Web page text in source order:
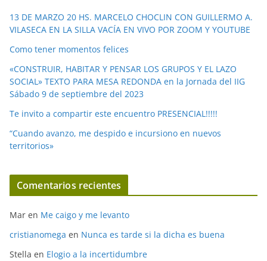
o
13 DE MARZO 20 HS. MARCELO CHOCLIN CON GUILLERMO A.
VILASECA EN LA SILLA VACÍA EN VIVO POR ZOOM Y YOUTUBE
Como tener momentos felices
«CONSTRUIR, HABITAR Y PENSAR LOS GRUPOS Y EL LAZO
SOCIAL» TEXTO PARA MESA REDONDA en la Jornada del IIG
Sábado 9 de septiembre del 2023
Te invito a compartir este encuentro PRESENCIAL!!!!!
“Cuando avanzo, me despido e incursiono en nuevos
territorios»
Comentarios recientes
Mar en Me caigo y me levanto
cristianomega en Nunca es tarde si la dicha es buena
Stella en Elogio a la incertidumbre